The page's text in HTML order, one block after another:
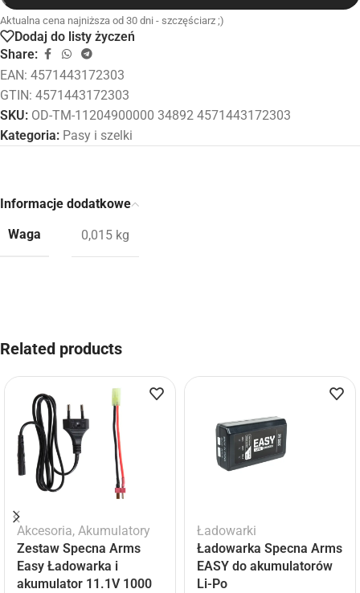
Aktualna cena najniższa od 30 dni - szczęściarz ;)
Dodaj do listy życzeń
Share:
EAN: 4571443172303
GTIN: 4571443172303
SKU: OD-TM-11204900000 34892 4571443172303
Kategoria: Pasy i szelki
Informacje dodatkowe
Waga
0,015 kg
Related products
Akcesoria, Akumulatory
Zestaw Specna Arms
Easy Ładowarka i
akumulator 11.1V 1000
Ładowarki
Ładowarka Specna Arms
EASY do akumulatorów
Li-Po